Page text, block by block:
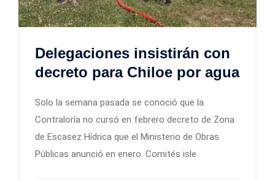
Delegaciones insistirán con
decreto para Chiloe por agua
Solo la semana pasada se conoció que la
Contraloría no cursó en febrero decreto de Zona
de Escasez Hídrica que el Ministerio de Obras
Públicas anunció en enero. Comités isle